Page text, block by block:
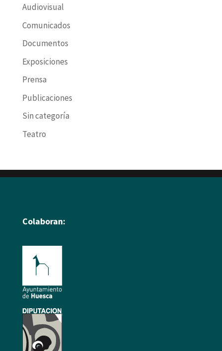
Audiovisual
Comunicados
Documentos
Exposiciones
Prensa
Publicaciones
Sin categoría
Teatro
Colaboran: